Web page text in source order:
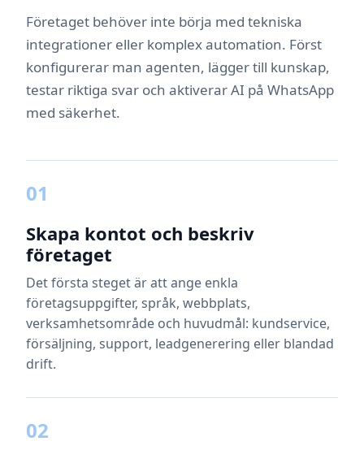
Företaget behöver inte börja med tekniska
integrationer eller komplex automation. Först
konfigurerar man agenten, lägger till kunskap,
testar riktiga svar och aktiverar AI på WhatsApp
med säkerhet.
01
Skapa kontot och beskriv
företaget
Det första steget är att ange enkla
företagsuppgifter, språk, webbplats,
verksamhetsområde och huvudmål: kundservice,
försäljning, support, leadgenerering eller blandad
drift.
02